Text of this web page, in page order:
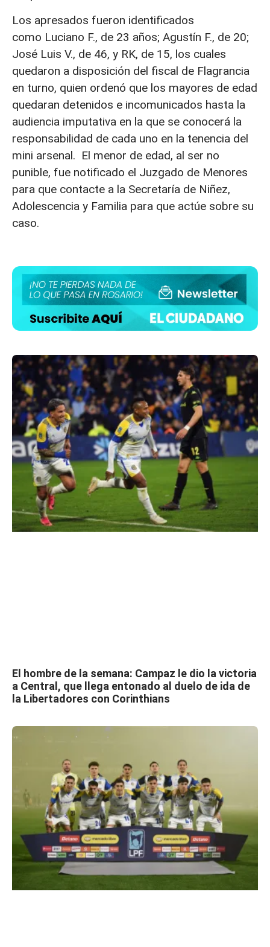
Los apresados fueron identificados
como Luciano F., de 23 años; Agustín F., de 20;
José Luis V., de 46, y RK, de 15, los cuales
quedaron a disposición del fiscal de Flagrancia
en turno, quien ordenó que los mayores de edad
quedaran detenidos e incomunicados hasta la
audiencia imputativa en la que se conocerá la
responsabilidad de cada uno en la tenencia del
mini arsenal. El menor de edad, al ser no
punible, fue notificado el Juzgado de Menores
para que contacte a la Secretaría de Niñez,
Adolescencia y Familia para que actúe sobre su
caso.
El hombre de la semana: Campaz le dio la victoria
a Central, que llega entonado al duelo de ida de
la Libertadores con Corinthians